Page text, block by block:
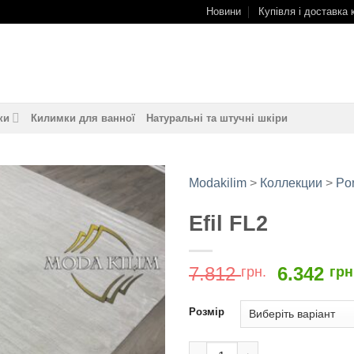
Новини Купівля і доставка
Килимки для ванної Натуральні та штучні шкіри
Додати
до
обраного
Modakilim > Коллекции >
Efil FL2
7.812грн.
7.812
грн..
6.342
Розмір
Efil FL2 кількість